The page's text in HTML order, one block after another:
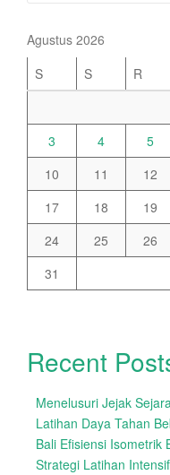
Agustus 2026
S
S R
3
4 5
10
11 12
17
18 19
24
25 26
31
Recent
Menelusuri Jejak
Latihan Daya Tahan
Bali Efisiensi Isometrik
Strategi Latihan